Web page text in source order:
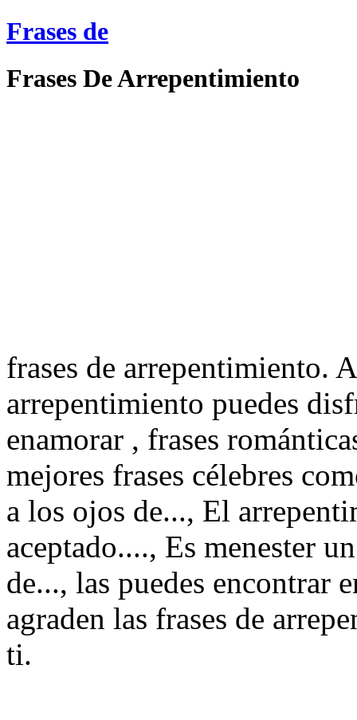
Frases de
Frases De Arrepentimiento
frases de arrepentimiento.
arrepentimiento puedes
enamorar , frases
mejores frases célebres
a los ojos de..., El
aceptado...., Es menester
de..., las puedes encontrar
agraden las frases de
ti.